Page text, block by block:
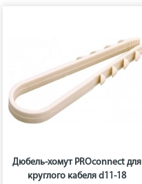
Дюбель-хомут PROconnect для
круглого кабеля d11-18